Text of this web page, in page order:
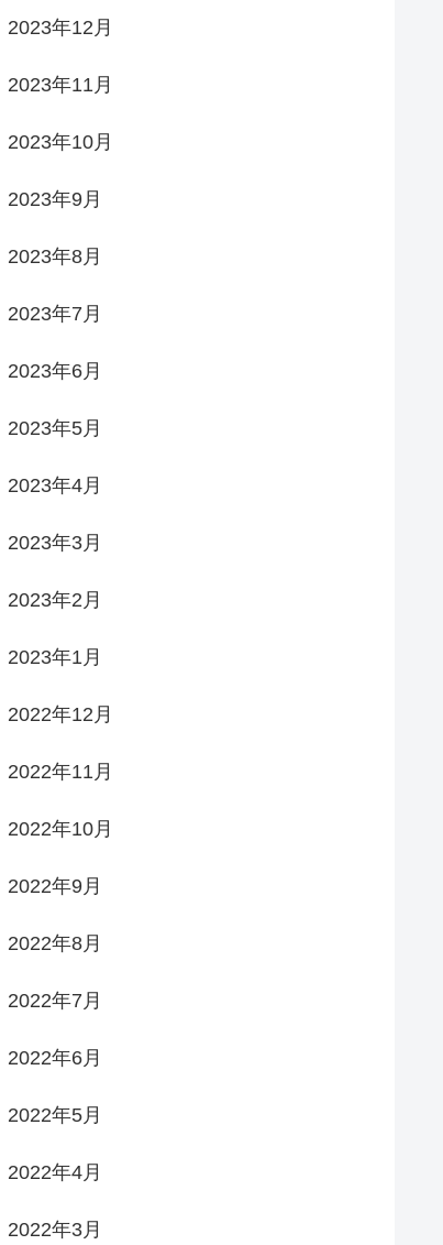
2023年12月
2023年11月
2023年10月
2023年9月
2023年8月
2023年7月
2023年6月
2023年5月
2023年4月
2023年3月
2023年2月
2023年1月
2022年12月
2022年11月
2022年10月
2022年9月
2022年8月
2022年7月
2022年6月
2022年5月
2022年4月
2022年3月